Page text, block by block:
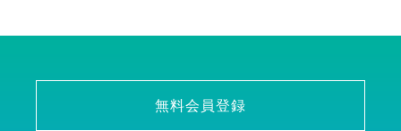
無料会員登録